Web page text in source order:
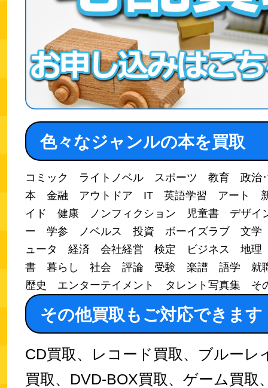
色々なジャンルの本を買取
コミック ライトノベル スポーツ 教育 政治
本 金融 アウトドア IT 英語学習 アート
イド 健康 ノンフィクション 児童書 デザイ
ー 学参 ノベルス 投資 ボーイズラブ 文学
ュータ 経済 会社経営 検定 ビジネス 地
書 暮らし 社会 評論 受験 楽譜 語学
歴史 エンターテイメント タレント写真集 そ
その他買取もご対応できます
CD買取、レコード買取、ブルーレ
買取、DVD-BOX買取、ゲーム買取